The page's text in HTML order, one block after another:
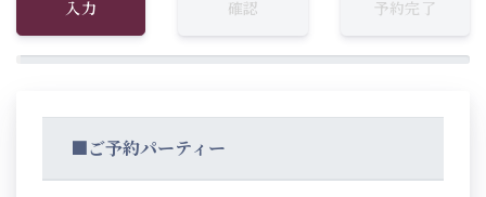
入力 確認 予約完了
■ご予約パーティー